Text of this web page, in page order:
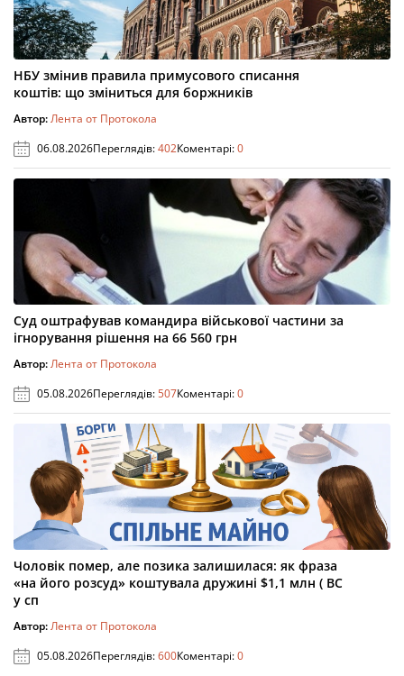
НБУ змінив правила примусового списання
коштів: що зміниться для боржників
Автор:Лента от Протокола
06.08.2026Переглядів:402Коментарі:0
Суд оштрафував командира військової частини за
ігнорування рішення на 66 560 грн
Автор:Лента от Протокола
05.08.2026Переглядів:507Коментарі:0
Чоловік помер, але позика залишилася: як фраза
«на його розсуд» коштувала дружині $1,1 млн ( ВС
у сп
Автор:Лента от Протокола
05.08.2026Переглядів:600Коментарі:0